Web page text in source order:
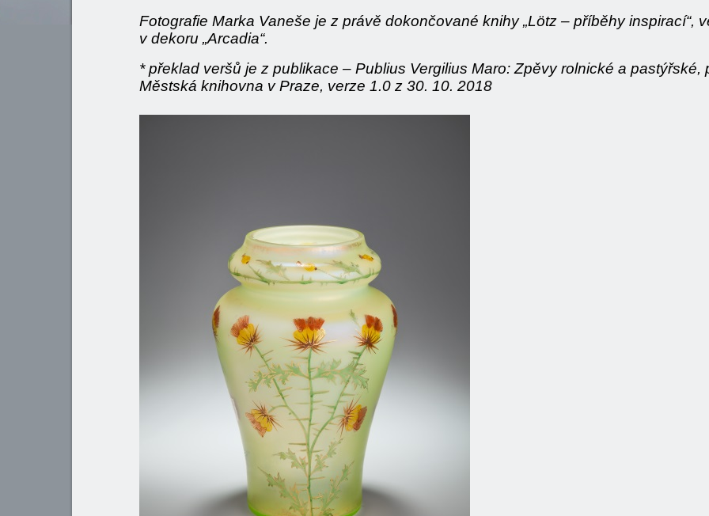
Fotografie Marka Vaneše je z právě dokončované knihy „Lötz – příběhy inspirací“,
v dekoru „Arcadia“.
* překlad veršů je z publikace – Publius Vergilius Maro: Zpěvy rolnické a pastýřské,
Městská knihovna v Praze, verze 1.0 z 30. 10. 2018